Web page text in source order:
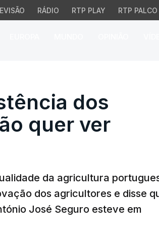
RÁDIO RTP PLAY RTP PALCO
dos
dos
quer ver
da agricultura
dos agricultores e disse
José Seguro esteve em